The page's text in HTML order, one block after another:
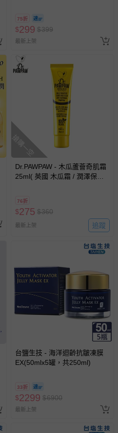
75折
$299 $399
最新上架
搶購一空
Dr.PAWPAW - 木瓜蘆薈奇肌霜
25ml( 英國 木瓜霜 / 潤澤保濕 /
76折
$275 $360
最新上架 追蹤
台鹽生技 - 海洋迴齡抗皺凍膜
EX(50mlx5罐，共250ml)
33折
$2299 $6900
最新上架